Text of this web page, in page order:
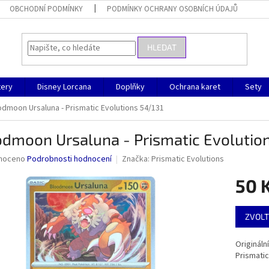
OBCHODNÍ PODMÍNKY PODMÍNKY OCHRANY OSOBNÍCH ÚDAJŮ
HLEDAT
Disney Lorcana Doplňky Ochrana karet
Sety
Ursaluna - Prismatic Evolutions 54/131
Ursaluna - Prismatic
Podrobnosti hodnocení Značka: Prismatic Evolutions
50
Měrná
cena: